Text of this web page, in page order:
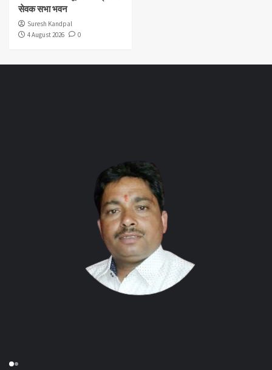
सेवक सभा भवन
Suresh Kandpal
4 August 2026
0